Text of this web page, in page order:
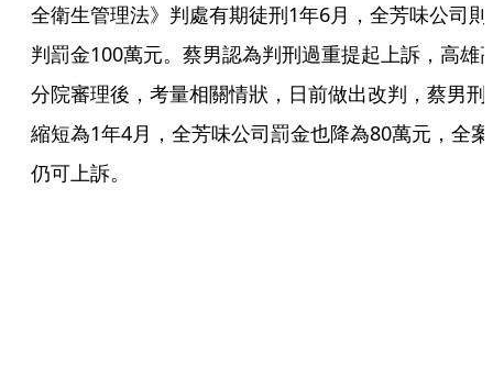
全衛生管理法》判處有期徒刑1年6月，全芳味公司則
判罰金100萬元。蔡男認為判刑過重提起上訴，高雄
分院審理後，考量相關情狀，日前做出改判，蔡男刑
縮短為1年4月，全芳味公司罰金也降為80萬元，全案
仍可上訴。